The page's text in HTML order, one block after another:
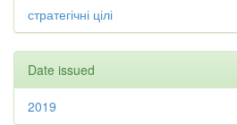
стратегічні цілі
Date issued
2019